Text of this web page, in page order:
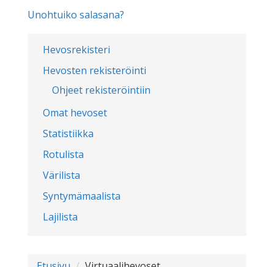
Hevosrekisteri
Hevosten rekisteröinti
Ohjeet rekisteröintiin
Omat hevoset
Statistiikka
Rotulista
Värilista
Syntymämaalista
Lajilista
Unohtuiko salasana?